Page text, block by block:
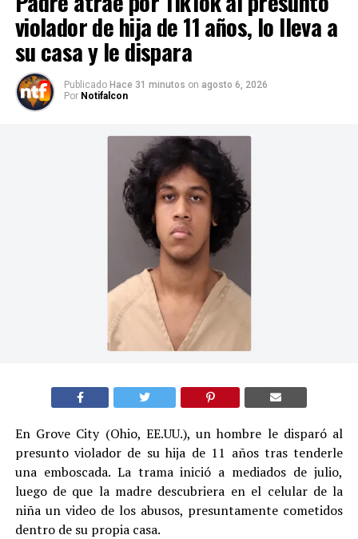
violador de hija de 11 años, lo lleva a
su casa y le dispara
Publicado Hace 31 minutos on agosto 6, 2026
Por Notifalcon
En Grove City (Ohio, EE.UU.), un hombre le disparó al
presunto violador de su hija de 11 años tras tenderle
una emboscada. La trama inició a mediados de julio,
luego de que la madre descubriera en el celular de la
niña un video de los abusos, presuntamente cometidos
dentro de su propia casa.